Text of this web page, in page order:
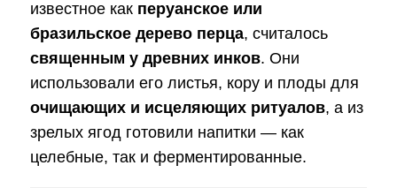
известное как перуанское или
бразильское дерево перца, считалось
священным у древних инков. Они
использовали его листья, кору и плоды для
очищающих и исцеляющих ритуалов, а из
зрелых ягод готовили напитки — как
целебные, так и ферментированные.